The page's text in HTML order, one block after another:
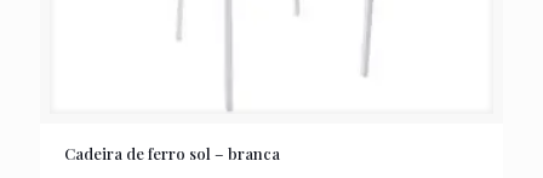
Cadeira de ferro sol – branca